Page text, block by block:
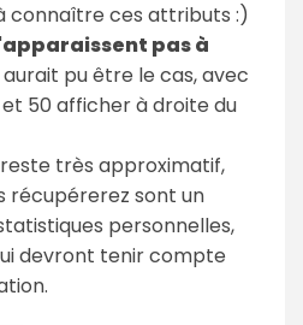
connaître ces attributs :)
pas à
pu être le cas, avec
50 afficher à droite du
très approximatif,
récupérerez sont un
personnelles,
devront tenir compte